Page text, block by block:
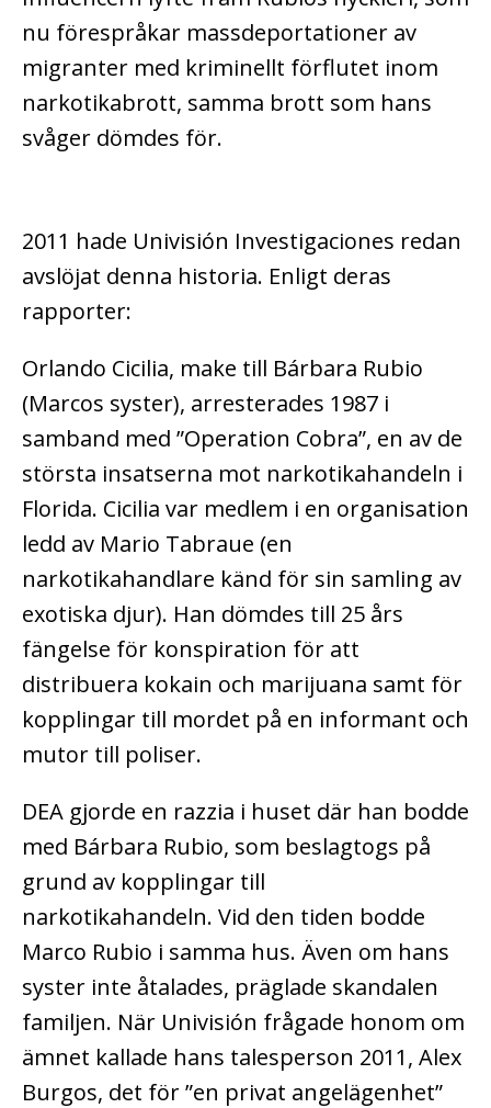
nu förespråkar massdeportationer av
migranter med kriminellt förflutet inom
narkotikabrott, samma brott som hans
svåger dömdes för.
2011 hade Univisión Investigaciones redan
avslöjat denna historia. Enligt deras
rapporter:
Orlando Cicilia, make till Bárbara Rubio
(Marcos syster), arresterades 1987 i
samband med ”Operation Cobra”, en av de
största insatserna mot narkotikahandeln i
Florida. Cicilia var medlem i en organisation
ledd av Mario Tabraue (en
narkotikahandlare känd för sin samling av
exotiska djur). Han dömdes till 25 års
fängelse för konspiration för att
distribuera kokain och marijuana samt för
kopplingar till mordet på en informant och
mutor till poliser.
DEA gjorde en razzia i huset där han bodde
med Bárbara Rubio, som beslagtogs på
grund av kopplingar till
narkotikahandeln. Vid den tiden bodde
Marco Rubio i samma hus. Även om hans
syster inte åtalades, präglade skandalen
familjen. När Univisión frågade honom om
ämnet kallade hans talesperson 2011, Alex
Burgos, det för ”en privat angelägenhet”